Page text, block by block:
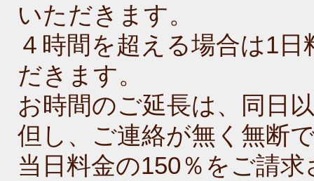
いただきます。
４時間を超える場合は1
だきます。
お時間のご延長は、同日
但し、ご連絡が無く無断
当日料金の150％をご請